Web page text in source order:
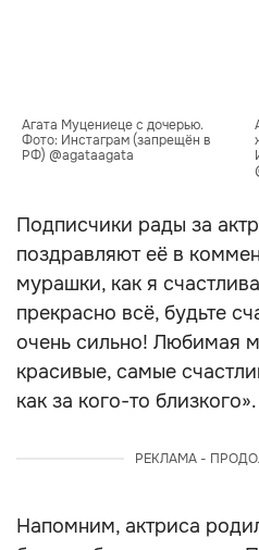
Агата Муцениеце с дочерью.
Фото: Инстаграм (запрещён в
РФ) @agataagata
Подписчики рады за
поздравляют её в
мурашки, как я
прекрасно всё, будьте
очень сильно! Любимая
красивые, самые
как за кого-то близкого».
РЕКЛАМА -
Напомним, актриса